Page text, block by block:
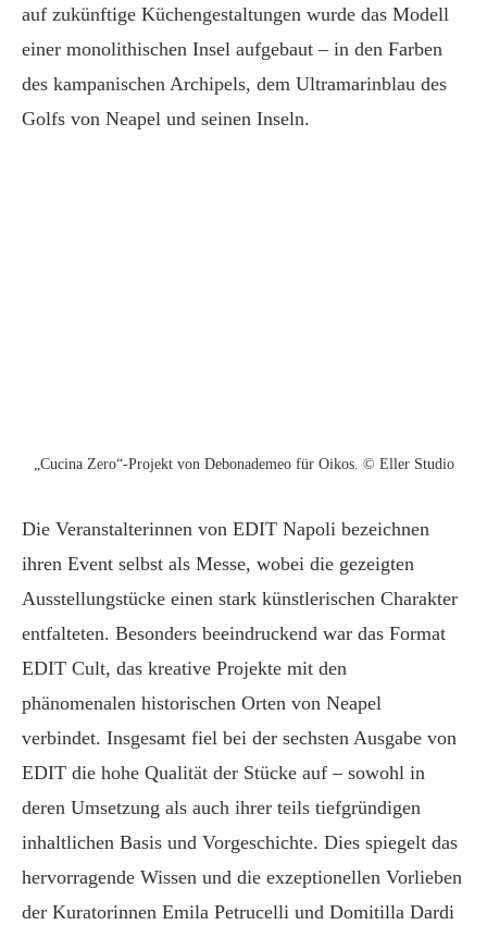
auf zukünftige Küchengestaltungen wurde das Modell
einer monolithischen Insel aufgebaut – in den Farben
des kampanischen Archipels, dem Ultramarinblau des
Golfs von Neapel und seinen Inseln.
„Cucina Zero“-Projekt von Debonademeo für Oikos. © Eller Studio
Die Veranstalterinnen von EDIT Napoli bezeichnen
ihren Event selbst als Messe, wobei die gezeigten
Ausstellungstücke einen stark künstlerischen Charakter
entfalteten. Besonders beeindruckend war das Format
EDIT Cult, das kreative Projekte mit den
phänomenalen historischen Orten von Neapel
verbindet. Insgesamt fiel bei der sechsten Ausgabe von
EDIT die hohe Qualität der Stücke auf – sowohl in
deren Umsetzung als auch ihrer teils tiefgründigen
inhaltlichen Basis und Vorgeschichte. Dies spiegelt das
hervorragende Wissen und die exzeptionellen Vorlieben
der Kuratorinnen Emila Petrucelli und Domitilla Dardi